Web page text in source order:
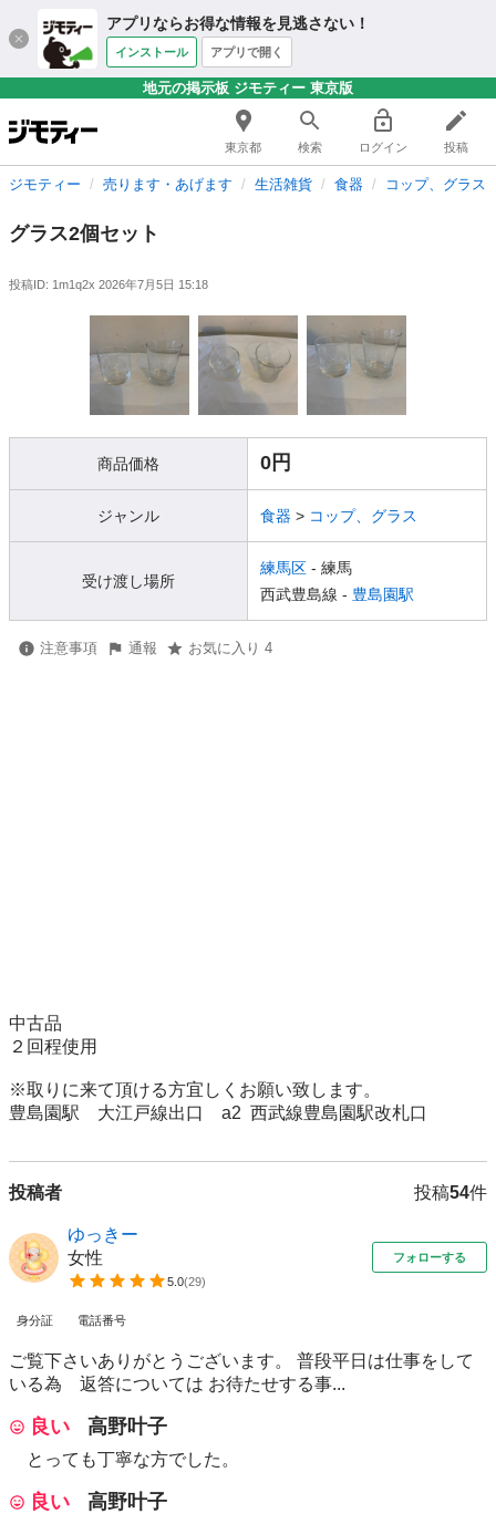
アプリならお得な情報を見逃さない！
インストール アプリで開く
地元の掲示板 ジモティー 東京版
東京都 検索 ログイン 投稿
ジモティー 売ります・あげます 生活雑貨 食器 コップ、グラス
グラス2個セット
投稿ID: 1m1q2x 2026年7月5日 15:18
商品価格 0円
ジャンル 食器 > コップ、グラス
受け渡し場所
練馬区 - 練馬
西武豊島線 - 豊島園駅
注意事項 通報 お気に入り 4
中古品
２回程使用
※取りに来て頂ける方宜しくお願い致します。
豊島園駅　大江戸線出口　a2  西武線豊島園駅改札口
投稿者 投稿54件
ゆっきー
女性
5.0(29)
フォローする
身分証 電話番号
ご覧下さいありがとうございます。 普段平日は仕事をして
いる為 返答については お待たせする事...
良い 高野叶子
とっても丁寧な方でした。
良い 高野叶子